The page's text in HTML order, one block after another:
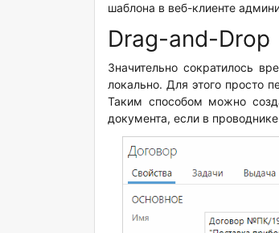
шаблона в веб-клиенте
Drag-and-Drop
Значительно сократилось
локально. Для этого просто
Таким способом можно
документа, если в